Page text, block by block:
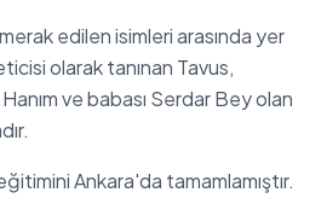
edilen isimleri arasında yer
olarak tanınan Tavus,
ve babası Serdar Bey olan
Ankara'da tamamlamıştır.